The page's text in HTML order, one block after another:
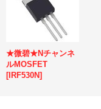
★微碧★Nチャンネ
ルMOSFET
[IRF530N]